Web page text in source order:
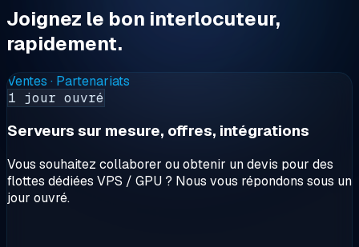
Joignez le bon interlocuteur,
rapidement.
Ventes · Partenariats
1 jour ouvré
Serveurs sur mesure, offres, intégrations
Vous souhaitez collaborer ou obtenir un devis pour des
flottes dédiées VPS / GPU ? Nous vous répondons sous un
jour ouvré.